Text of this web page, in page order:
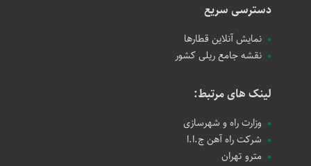
دسترسی سریع
نمایش آنلاین قطارها
نقشه جامع ریلی کشور
لینک های مرتبط:
وزارت راه و شهرسازی
شرکت راه آهن ج.ا.ا
مترو تهران